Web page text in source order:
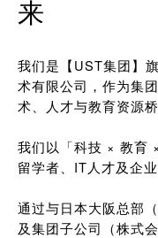
来
我们是【UST集团】
术有限公司，作为集
术、人才与教育资源桥
我们以「科技 × 教育
留学者、IT人才及企
通过与日本大阪总部
及集团子公司（株式